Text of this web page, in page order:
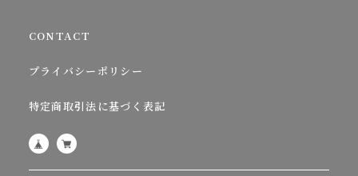
CONTACT
プライバシーポリシー
特定商取引法に基づく表記